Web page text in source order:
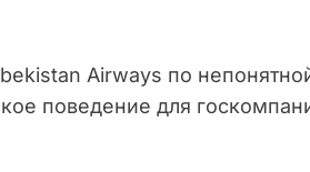
Airways по
поведение для